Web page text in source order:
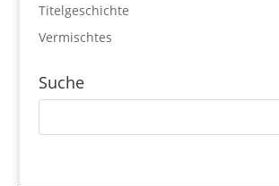
Titelgeschichte
Vermischtes
Suche